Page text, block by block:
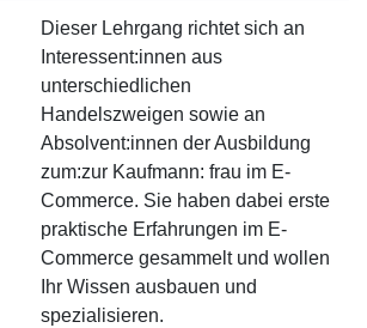
Dieser Lehrgang richtet sich an
Interessent:innen aus
unterschiedlichen
Handelszweigen sowie an
Absolvent:innen der Ausbildung
zum:zur Kaufmann: frau im E-
Commerce. Sie haben dabei erste
praktische Erfahrungen im E-
Commerce gesammelt und wollen
Ihr Wissen ausbauen und
spezialisieren.